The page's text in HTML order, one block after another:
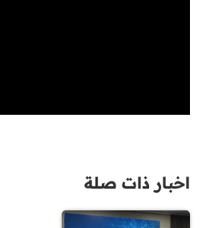
اخبار ذات صلة